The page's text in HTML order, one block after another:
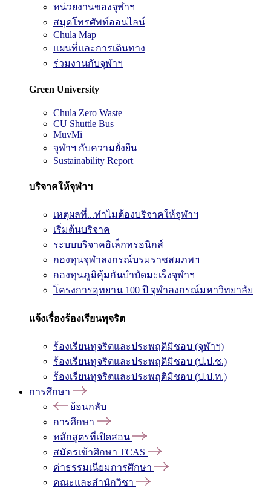
หน่วยงานของจุฬาฯ
สมุดโทรศัพท์ออนไลน์
Chula Map
แผนที่และการเดินทาง
ร่วมงานกับจุฬาฯ
Green University
Chula Zero Waste
CU Shuttle Bus
MuvMi
จุฬาฯ กับความยั่งยืน
Sustainability Report
บริจาคให้จุฬาฯ
เหตุผลที่...ทำไมต้องบริจาคให้จุฬาฯ
เริ่มต้นบริจาค
ระบบบริจาคอิเล็กทรอนิกส์
กองทุนจุฬาลงกรณ์บรมราชสมภพฯ
กองทุนภูมิคุ้มกันบำบัดมะเร็งจุฬาฯ
โครงการอุทยาน 100 ปี จุฬาลงกรณ์มหาวิทยาลัย
แจ้งเรื่องร้องเรียนทุจริต
ร้องเรียนทุจริตและประพฤติมิชอบ (จุฬาฯ)
ร้องเรียนทุจริตและประพฤติมิชอบ (ป.ป.ช.)
ร้องเรียนทุจริตและประพฤติมิชอบ (ป.ป.ท.)
การศึกษา
ย้อนกลับ
การศึกษา
หลักสูตรที่เปิดสอน
สมัครเข้าศึกษา TCAS
ค่าธรรมเนียมการศึกษา
คณะและสำนักวิชา